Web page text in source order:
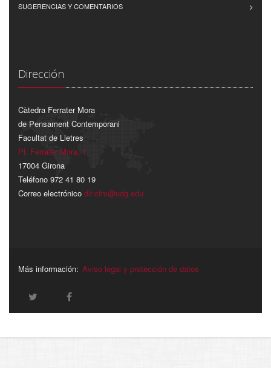
SUGERENCIAS Y COMENTARIOS
Dirección
Càtedra Ferrater Mora
de Pensament Contemporani
Facultat de Lletres
Pl. Ferrater Mora, 1
17004 Girona
Teléfono 972 41 80 19
Correo electrónico dir.cfm@udg.edu
Más información: Aviso legal y protección de datos